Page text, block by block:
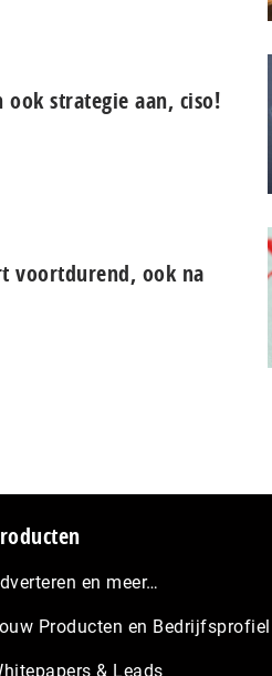
ook strategie aan, ciso!
voortdurend, ook na
en meer…
Producten en Bedrijfsprofiel
& Leads